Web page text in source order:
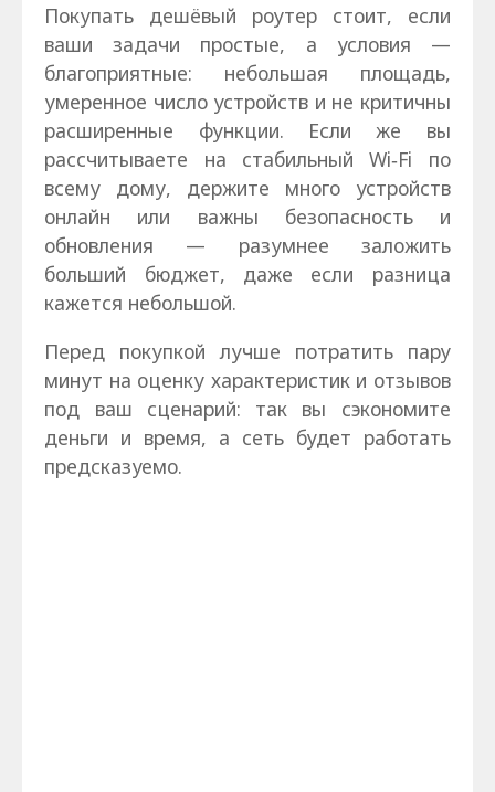
Покупать дешёвый роутер стоит, если
ваши задачи простые, а условия —
благоприятные: небольшая площадь,
умеренное число устройств и не критичны
расширенные функции. Если же вы
рассчитываете на стабильный Wi‑Fi по
всему дому, держите много устройств
онлайн или важны безопасность и
обновления — разумнее заложить
больший бюджет, даже если разница
кажется небольшой.
Перед покупкой лучше потратить пару
минут на оценку характеристик и отзывов
под ваш сценарий: так вы сэкономите
деньги и время, а сеть будет работать
предсказуемо.